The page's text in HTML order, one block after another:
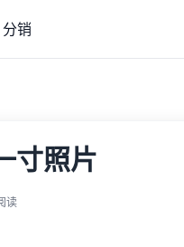
分销
寸照片
读